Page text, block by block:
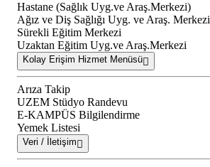
Hastane (Sağlık Uyg.ve Araş.Merkezi)
Ağız ve Diş Sağlığı Uyg. ve Araş. Merkezi
Sürekli Eğitim Merkezi
Uzaktan Eğitim Uyg.ve Araş.Merkezi
Kolay Erişim Hizmet Menüsü
Arıza Takip
UZEM Stüdyo Randevu
E-KAMPÜS Bilgilendirme
Yemek Listesi
Veri / İletişim